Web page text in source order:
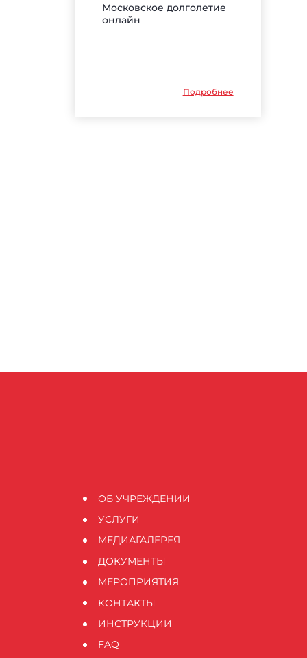
Московское долголетие
онлайн
Подробнее
ОБ УЧРЕЖДЕНИИ
УСЛУГИ
МЕДИАГАЛЕРЕЯ
ДОКУМЕНТЫ
МЕРОПРИЯТИЯ
КОНТАКТЫ
ИНСТРУКЦИИ
FAQ